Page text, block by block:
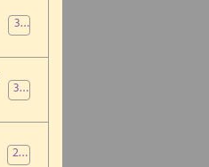
34
35
29